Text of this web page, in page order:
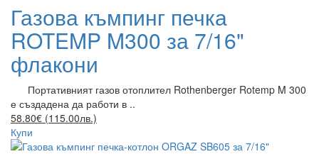
Газова къмпинг печка
ROTEMP M300 за 7/16"
флакони
Портативният газов отоплител Rothenberger Rotemp M 300
е създадена да работи в ..
58.80€ (115.00лв.)
Купи